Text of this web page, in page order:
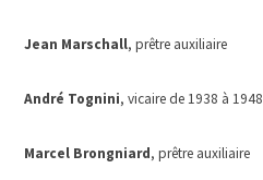
Jean Marschall, prêtre auxiliaire
André Tognini, vicaire de 1938 à 1948
Marcel Brongniard, prêtre auxiliaire